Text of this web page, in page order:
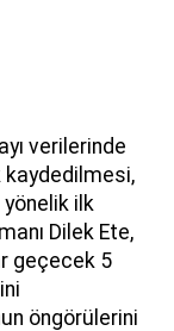
verilerinde
kaydedilmesi,
ilk
Dilek Ete,
geçecek 5
öngörülerini